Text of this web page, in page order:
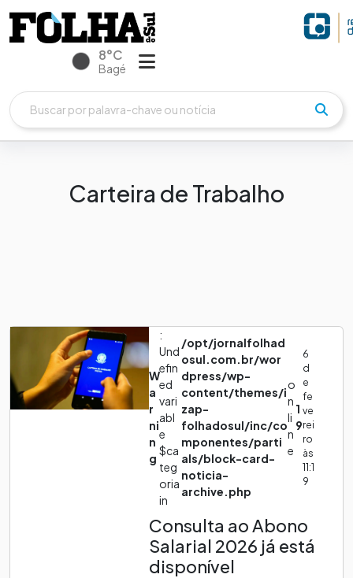
8°C
Bagé
Carteira de Trabalho
W
a
r
ni
n
g
:
Und
efin
ed
vari
abl
e
$ca
teg
oria
in
/opt/jornalfolhad
osul.com.br/wor
dpress/wp-
content/themes/i
zap-
folhadosul/inc/co
mponentes/parti
als/block-card-
noticia-
archive.php
o
n
li
n
e
1
9
6
d
e
fe
ve
rei
ro
às
11:1
9
Consulta ao Abono
Salarial 2026 já está
disponível